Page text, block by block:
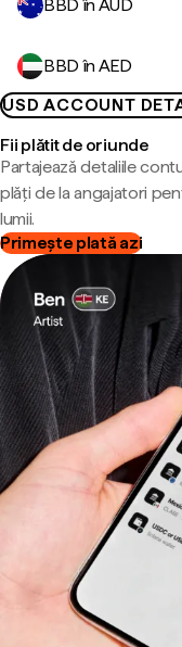
BBD în AUD
BBD în AED
USD ACCOUNT
Fii plătit de oriunde
Partajează detaliile
plăți de la angajatori
lumii.
Primește plată azi